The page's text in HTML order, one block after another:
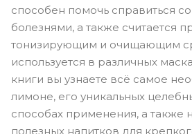
способен помочь справиться
болезнями, а также считается
тонизирующим и очищающим
используется в различных
книги вы узнаете всё самое
лимоне, его уникальных
способах применения, а также
полезных напитков для